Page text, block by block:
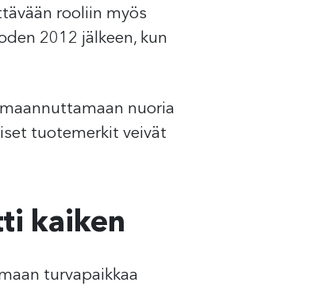
rooliin myös
2012 jälkeen, kun
nuoria
tuotemerkit veivät
kaiken
turvapaikkaa